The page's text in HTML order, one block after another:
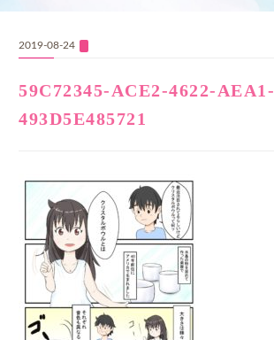
2019-08-24
59C72345-ACE2-4622-AEA1-
493D5E485721